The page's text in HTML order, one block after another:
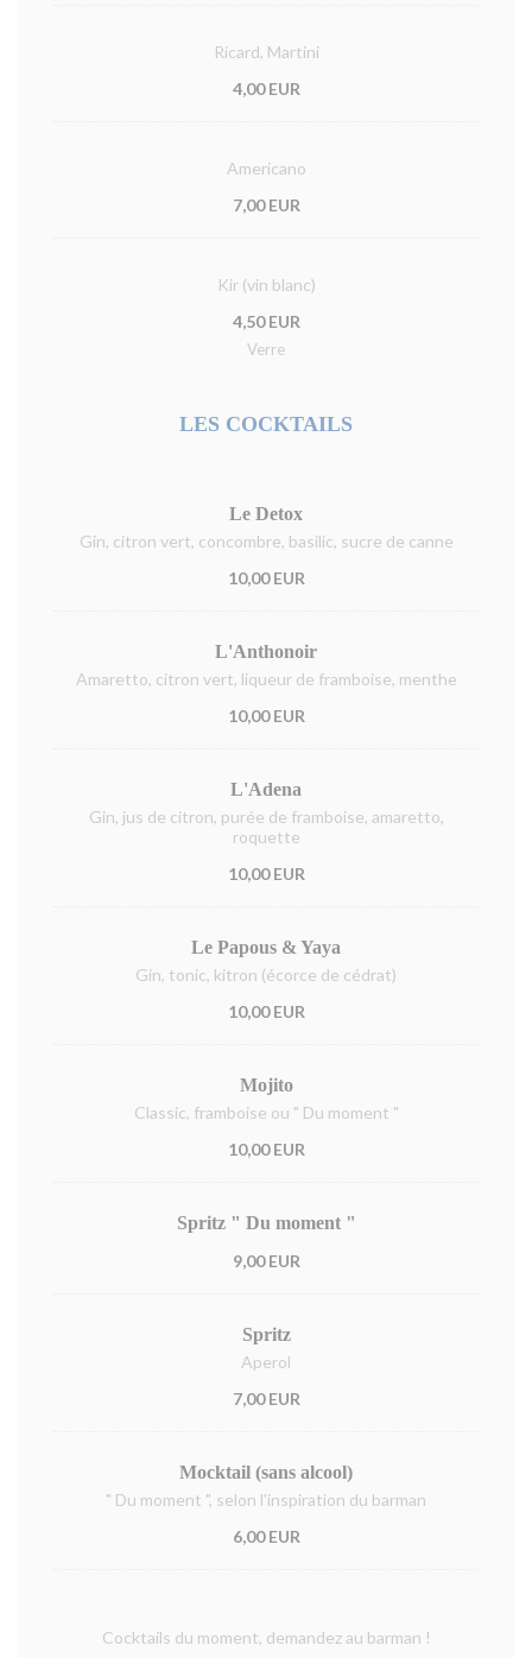
Ricard, Martini
4,00 EUR
Americano
7,00 EUR
Kir (vin blanc)
4,50 EUR
Verre
LES COCKTAILS
Le Detox
Gin, citron vert, concombre, basilic, sucre de canne
10,00 EUR
L'Anthonoir
Amaretto, citron vert, liqueur de framboise, menthe
10,00 EUR
L'Adena
Gin, jus de citron, purée de framboise, amaretto,
roquette
10,00 EUR
Le Papous & Yaya
Gin, tonic, kitron (écorce de cédrat)
10,00 EUR
Mojito
Classic, framboise ou " Du moment "
10,00 EUR
Spritz " Du moment "
9,00 EUR
Spritz
Aperol
7,00 EUR
Mocktail (sans alcool)
" Du moment ", selon l'inspiration du barman
6,00 EUR
Cocktails du moment, demandez au barman !